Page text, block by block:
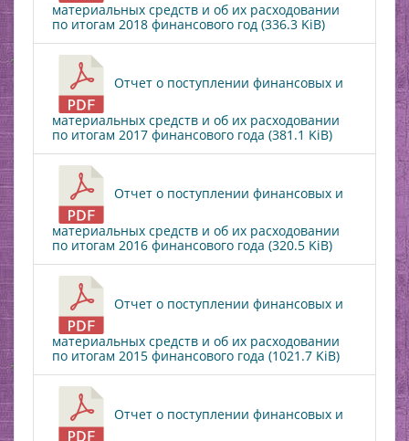
материальных средств и об их расходовании
по итогам 2018 финансового год (336.3 KiB)
Отчет о поступлении финансовых и
материальных средств и об их расходовании
по итогам 2017 финансового года (381.1 KiB)
Отчет о поступлении финансовых и
материальных средств и об их расходовании
по итогам 2016 финансового года (320.5 KiB)
Отчет о поступлении финансовых и
материальных средств и об их расходовании
по итогам 2015 финансового года (1021.7 KiB)
Отчет о поступлении финансовых и